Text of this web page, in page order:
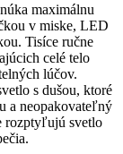
maximálnu
v miske, LED
Tisíce ručne
celé telo
lúčov.
s dušou, ktoré
a neopakovateľný
rozptyľujú svetlo